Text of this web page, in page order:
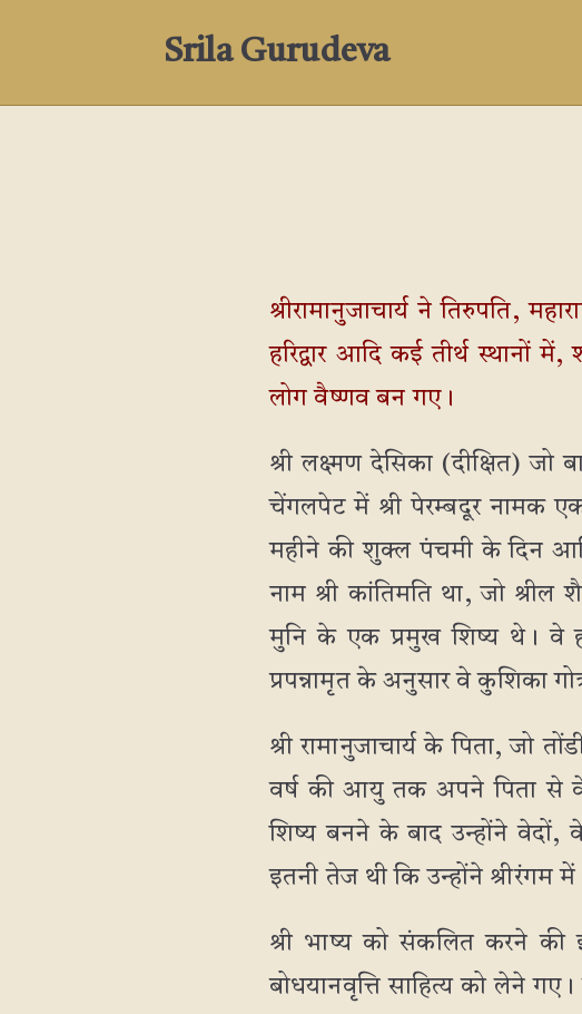
Srila Gurudeva
श्रीरामानुजाचार्य ने तिरुपति,
हरिद्वार आदि कई तीर्थ स्थानों
लोग वैष्णव बन गए।
श्री लक्ष्मण देसिका (दीक्षित) जो
चेंगलपेट में श्री पेरम्बदूर नामक
महीने की शुक्ल पंचमी के दिन
नाम श्री कांतिमति था, जो श्रील
मुनि के एक प्रमुख शिष्य थे। वे
प्रपन्नामृत के अनुसार वे कुशिका
श्री रामानुजाचार्य के पिता, जो
वर्ष की आयु तक अपने पिता से
शिष्य बनने के बाद उन्होंने वेदों,
इतनी तेज थी कि उन्होंने श्रीरंगम
श्री भाष्य को संकलित करने की
बोधयानवृत्ति साहित्य को लेने